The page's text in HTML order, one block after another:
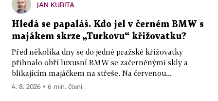
JAN KUBITA
Hledá se papaláš. Kdo jel v černém BMW s
majákem skrze „Turkovu“ křižovatku?
Před několika dny se do jedné pražské křižovatky
přihnalo obří luxusní BMW se začerněnými skly a
blikajícím majáčkem na střeše. Na červenou...
4. 8. 2026 ▪ 6 min. čtení